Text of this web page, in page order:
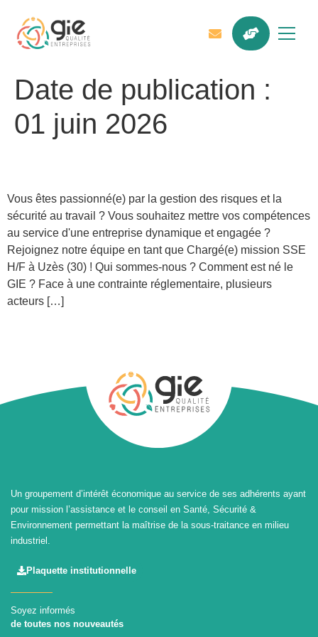
Date de publication :
01 juin 2026
Vous êtes passionné(e) par la gestion des risques et la
sécurité au travail ? Vous souhaitez mettre vos compétences
au service d'une entreprise dynamique et engagée ?
Rejoignez notre équipe en tant que Chargé(e) mission SSE
H/F à Uzès (30) ! Qui sommes-nous ? Comment est né le
GIE ? Face à une contrainte réglementaire, plusieurs
acteurs […]
Un groupement d’intérêt économique au service de ses adhérents ayant
pour mission l’assistance et le conseil en Santé, Sécurité &
Environnement permettant la maîtrise de la sous-traitance en milieu
industriel.
Plaquette institutionnelle
Soyez informés
de toutes nos nouveautés